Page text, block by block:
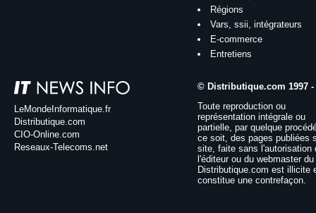
Régions
Vars, ssii, intégrateurs
E-commerce
Entretiens
LeMondeInformatique.fr
Distributique.com
CIO-Online.com
Reseaux-Telecoms.net
© Distributique.com 1997 -
Toute reproduction ou
représentation intégrale ou
partielle, par quelque
ce soit, des pages publiées
site, faite sans l'autorisation
l'éditeur ou du webmaster
Distributique.com est illicite
constitue une contrefaçon.